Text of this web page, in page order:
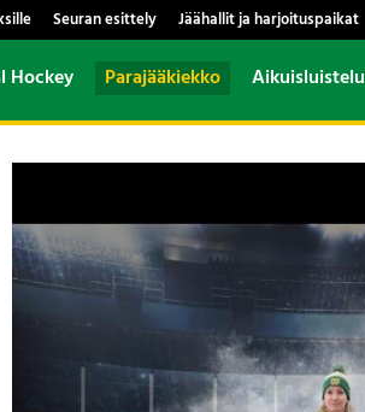
Seuran esittely Jäähallit ja harjoituspaikat
Hockey Parajääkiekko Aikuisluistelu